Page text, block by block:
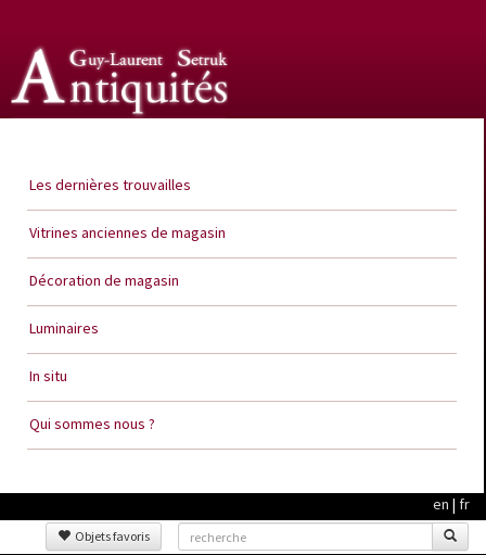
Les dernières trouvailles
Vitrines anciennes de magasin
Décoration de magasin
Luminaires
In situ
Qui sommes nous ?
en | fr
Objets favoris